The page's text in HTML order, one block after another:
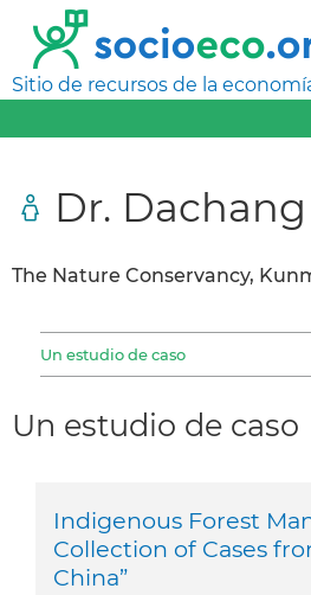
Sitio de recursos de la
Dr.
The Nature Conservancy,
Un estudio de caso
Un estudio de caso
Indigenous Forest
Collection of Cases
China”